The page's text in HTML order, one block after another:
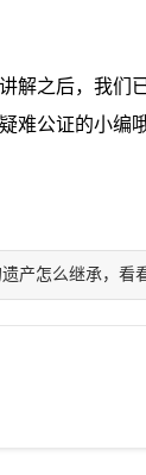
之后，我们
难公证的小编